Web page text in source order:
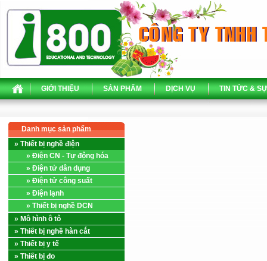
GIỚI THIỆU SẢN PHẨM DỊCH VỤ TIN TỨC &
Danh mục sản phẩm
» Thiết bị nghề điện
» Điện CN - Tự động hóa
» Điện tử dân dụng
» Điện tử công suất
» Điện lạnh
» Thiết bị nghề DCN
» Mô hình ô tô
» Thiết bị nghề hàn cắt
» Thiết bị y tế
» Thiết bị đo